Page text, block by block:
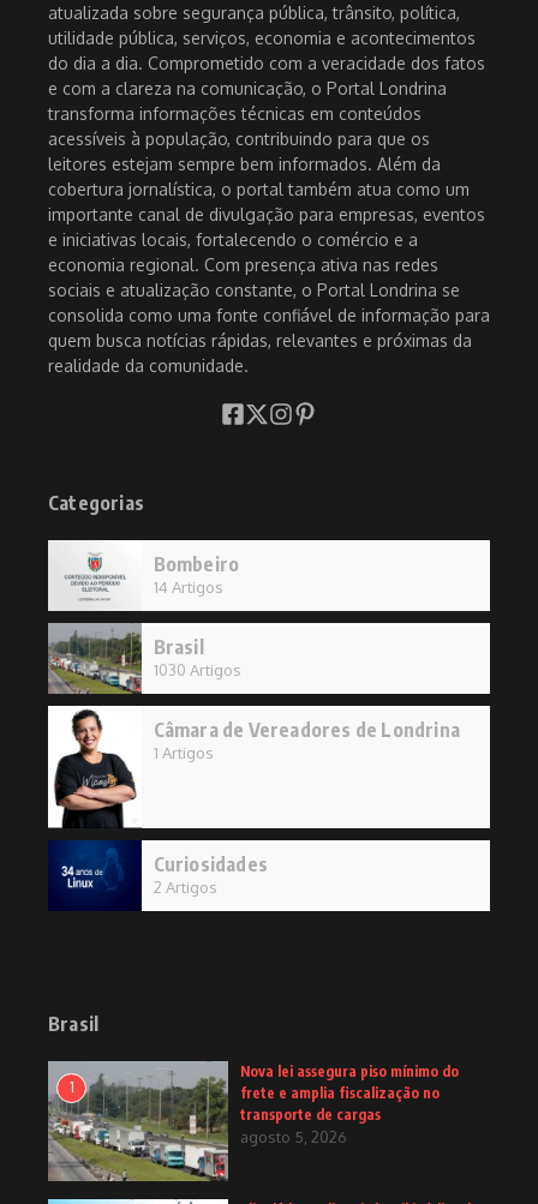
atualizada sobre segurança pública, trânsito, política,
utilidade pública, serviços, economia e acontecimentos
do dia a dia. Comprometido com a veracidade dos fatos
e com a clareza na comunicação, o Portal Londrina
transforma informações técnicas em conteúdos
acessíveis à população, contribuindo para que os
leitores estejam sempre bem informados. Além da
cobertura jornalística, o portal também atua como um
importante canal de divulgação para empresas, eventos
e iniciativas locais, fortalecendo o comércio e a
economia regional. Com presença ativa nas redes
sociais e atualização constante, o Portal Londrina se
consolida como uma fonte confiável de informação para
quem busca notícias rápidas, relevantes e próximas da
realidade da comunidade.
Categorias
Bombeiro
14 Artigos
Brasil
1030 Artigos
Câmara de Vereadores de Londrina
1 Artigos
Curiosidades
2 Artigos
Brasil
1
Nova lei assegura piso mínimo do
frete e amplia fiscalização no
transporte de cargas
agosto 5, 2026